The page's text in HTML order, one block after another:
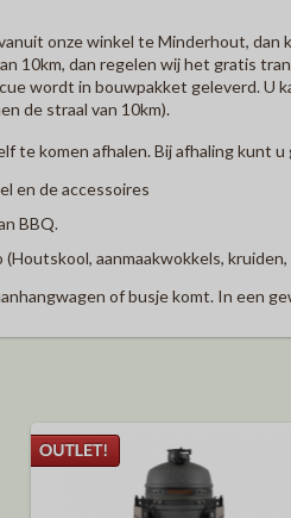
onze winkel te Minderhout, dan
10km, dan regelen wij het gratis
wordt in bouwpakket geleverd. U
de straal van 10km).
te komen afhalen. Bij afhaling kunt
en de accessoires
BBQ.
aanmaakwokkels,
of busje komt. In een